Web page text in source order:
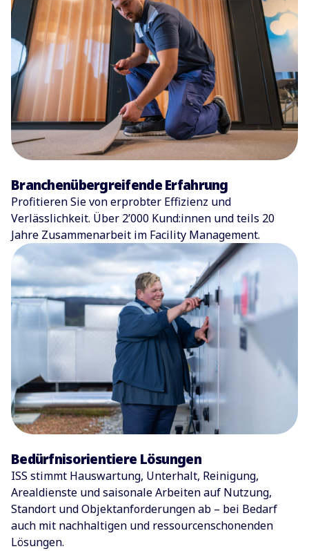
Branchenübergreifende Erfahrung
Profitieren Sie von erprobter Effizienz und
Verlässlichkeit. Über 2’000 Kund:innen und teils 20
Jahre Zusammenarbeit im Facility Management.
Bedürfnisorientiere Lösungen
ISS stimmt Hauswartung, Unterhalt, Reinigung,
Arealdienste und saisonale Arbeiten auf Nutzung,
Standort und Objektanforderungen ab – bei Bedarf
auch mit nachhaltigen und ressourcenschonenden
Lösungen.